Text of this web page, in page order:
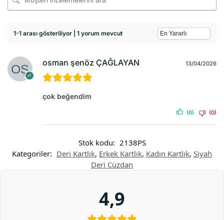
1-1 arası gösteriliyor | 1 yorum mevcut
osman şenöz ÇAĞLAYAN 13/04/2026
çok beğendim
(0) (0)
Stok kodu: 2138PS
Kategoriler: Deri Kartlık, Erkek Kartlık, Kadın Kartlık, Siyah
Deri Cüzdan
4,9